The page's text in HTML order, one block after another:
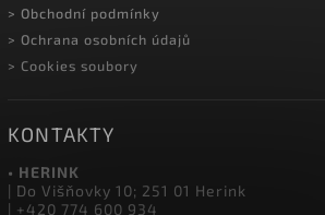
> Obchodní podmínky
> Ochrana osobních údajů
> Cookies soubory
KONTAKTY
• HERINK
| Do Višňovky 10; 251 01 Herink
| +420 774 600 934